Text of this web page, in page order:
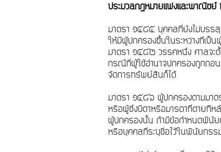
ประมวลกฎหมายแพ่งและพาณิชย์
มาตรา ๑๕๘๕ บุคคลที่ยังไม่บรรลุ
ให้มีผู้ปกครองขึ้นในระหว่างที่เป็
มาตรา ๑๕๘๒ วรรคหนึ่ง ศาลจะ
กรณีที่ผู้ใช้อำนาจปกครองถูกถอ
จัดการทรัพย์สินก็ได้
มาตรา ๑๕๘๖ ผู้ปกครองตามมาต
หรือผู้ซึ่งบิดาหรือมารดาที่ตายทีห
ผู้ปกครองนั้น ถ้ามีข้อกำหนดพินั
หรือบุคคลที่ระบุชื่อไว้ในพินัยกร